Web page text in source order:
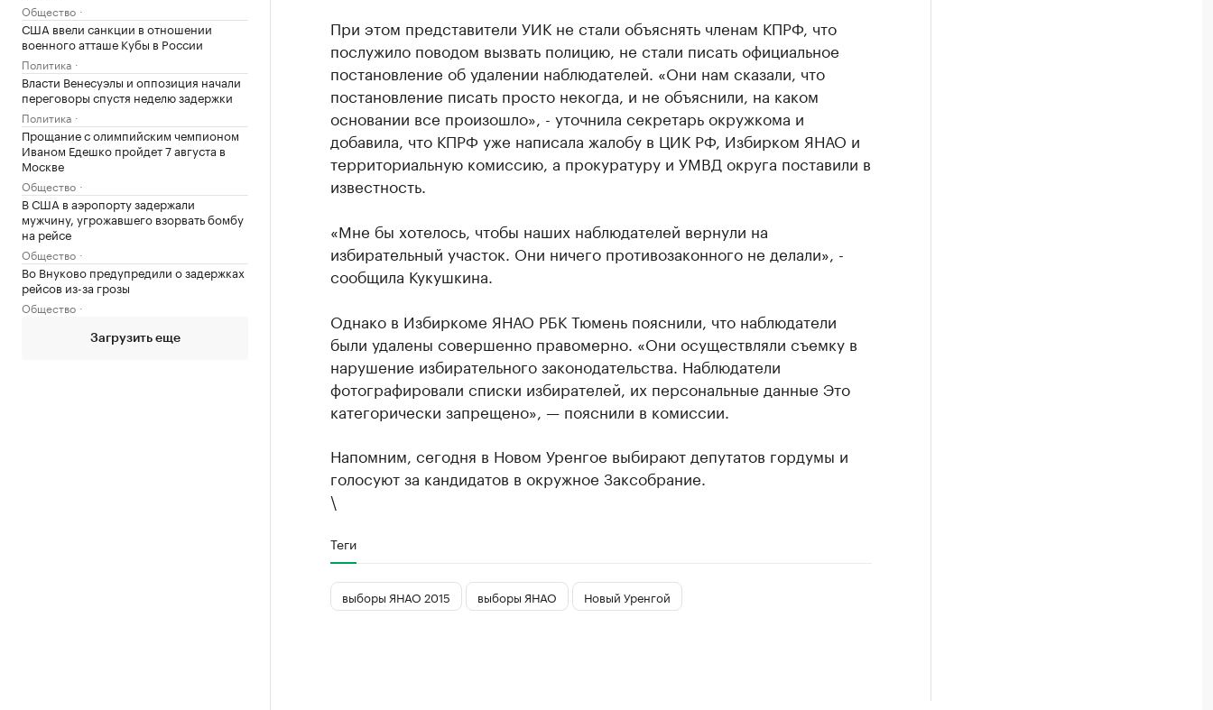
Общество
США ввели санкции в отношении
военного атташе Кубы в России
Политика
Власти Венесуэлы и оппозиция начали
переговоры спустя неделю задержки
Политика
Прощание с олимпийским чемпионом
Иваном Едешко пройдет 7 августа в
Москве
Общество
В США в аэропорту задержали
мужчину, угрожавшего взорвать бомбу
на рейсе
Общество
Во Внуково предупредили о задержках
рейсов из-за грозы
Общество
Загрузить еще
При этом представители УИК не стали объяснять членам КПРФ, что
послужило поводом вызвать полицию, не стали писать официальное
постановление об удалении наблюдателей. «Они нам сказали, что
постановление писать просто некогда, и не объяснили, на каком
основании все произошло», - уточнила секретарь окружкома и
добавила, что КПРФ уже написала жалобу в ЦИК РФ, Избирком ЯНАО и
территориальную комиссию, а прокуратуру и УМВД округа поставили в
известность.
«Мне бы хотелось, чтобы наших наблюдателей вернули на
избирательный участок. Они ничего противозаконного не делали», -
сообщила Кукушкина.
Однако в Избиркоме ЯНАО РБК Тюмень пояснили, что наблюдатели
были удалены совершенно правомерно. «Они осуществляли съемку в
нарушение избирательного законодательства. Наблюдатели
фотографировали списки избирателей, их персональные данные Это
категорически запрещено», — пояснили в комиссии.
Напомним, сегодня в Новом Уренгое выбирают депутатов гордумы и
голосуют за кандидатов в окружное Заксобрание.
\
Теги
выборы ЯНАО 2015 выборы ЯНАО Новый Уренгой